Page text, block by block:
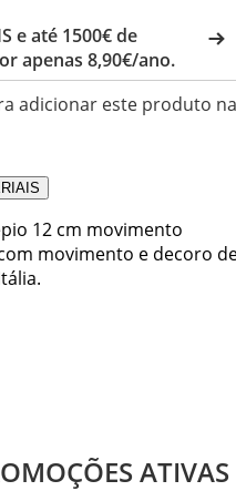
e até 1500€ de
apenas 8,90€/ano.
adicionar este produto na
12 cm movimento
movimento e decoro
ATIVAS